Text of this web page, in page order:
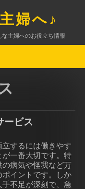
婦へ♪
な主婦へのお役立ち情報
ービス
するには働きやす
が一番大切です。特
病気や怪我など万
イントです。しか
不足が深刻で、急